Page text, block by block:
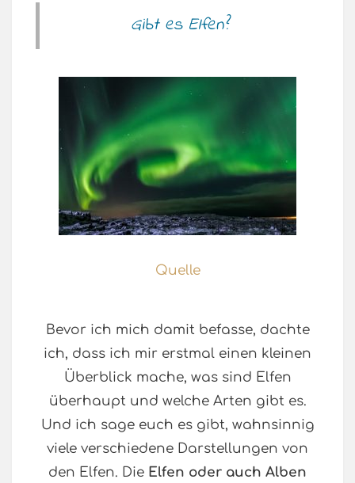
Gibt es Elfen?
Quelle
Bevor ich mich damit befasse, dachte
ich, dass ich mir erstmal einen kleinen
Überblick mache, was sind Elfen
überhaupt und welche Arten gibt es.
Und ich sage euch es gibt, wahnsinnig
viele verschiedene Darstellungen von
den Elfen. Die Elfen oder auch Alben